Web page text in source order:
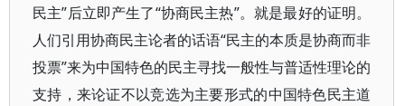
民主”后立即产生了“协商民主热”。就是最好的证明。
人们引用协商民主论者的话语“民主的本质是协商而非
投票”来为中国特色的民主寻找一般性与普适性理论的
支持，来论证不以竞选为主要形式的中国特色民主道